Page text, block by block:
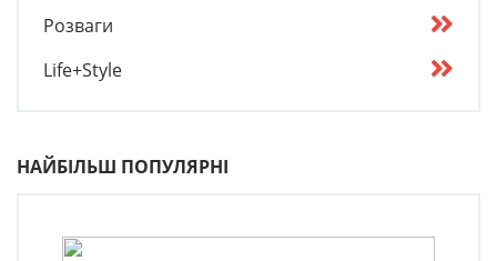
Розваги
Life+Style
НАЙБІЛЬШ ПОПУЛЯРНІ